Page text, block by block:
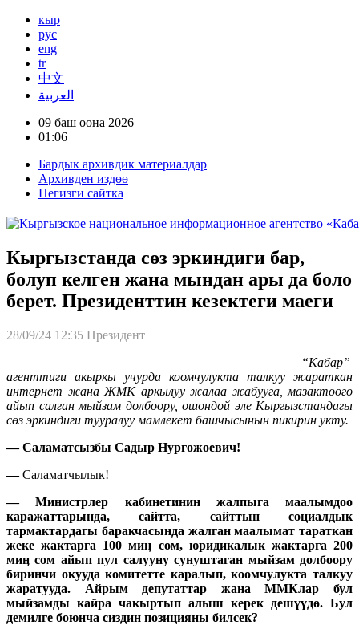
кыр
рус
eng
tr
中文
العربية
09 баш оона 2026
01:06
Бардык архивдик материалдар
Архивден издөө
Негизги сайтка
Кыргызстанда сөз эркиндиги бар,
болуп келген жана мындан ары да боло
берет. Президенттин кезектеги маеги
28/09/24 12:35 Президент
“Кабар”
агенттиги акыркы учурда коомчулукта талкуу жараткан
интернет жана ЖМК аркылуу жалаа жабууга, мазактоого
айып салган мыйзам долбоору, ошондой эле Кыргызстандагы
сөз эркиндиги тууралуу мамлекет башчысынын пикирин укту.
— Саламатсызбы Садыр Нургожоевич!
—Саламатчылык!
—
Министрлер кабинетинин жалпыга маалымдоо
каражаттарында, сайтта, сайттын социалдык
тармактардагы баракчасында жалган маалымат тараткан
жеке жактарга 100 миӊ сом, юридикалык жактарга 200
миӊ сом айып пул салууну сунуштаган мыйзам долбоору
биринчи окууда комитетте каралып, коомчулукта талкуу
жаратууда. Айрым депутаттар жана ММКлар бул
мыйзамды кайра чакыртып алыш керек дешүүдө. Бул
демилге боюнча сиздин позицияны билсек?